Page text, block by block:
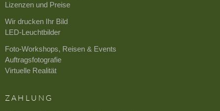
Lizenzen und Preise
Wir drucken Ihr Bild
LED-Leuchtbilder
Foto-Workshops, Reisen & Events
Auftragsfotografie
Virtuelle Realität
ZAHLUNG